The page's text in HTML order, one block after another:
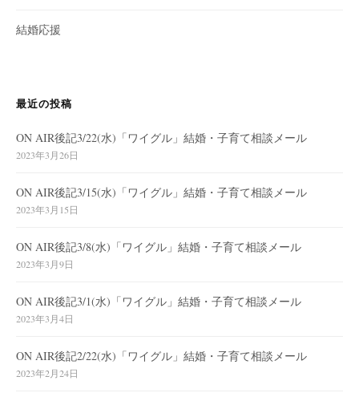
結婚応援
最近の投稿
ON AIR後記3/22(水)「ワイグル」結婚・子育て相談メール
2023年3月26日
ON AIR後記3/15(水)「ワイグル」結婚・子育て相談メール
2023年3月15日
ON AIR後記3/8(水)「ワイグル」結婚・子育て相談メール
2023年3月9日
ON AIR後記3/1(水)「ワイグル」結婚・子育て相談メール
2023年3月4日
ON AIR後記2/22(水)「ワイグル」結婚・子育て相談メール
2023年2月24日